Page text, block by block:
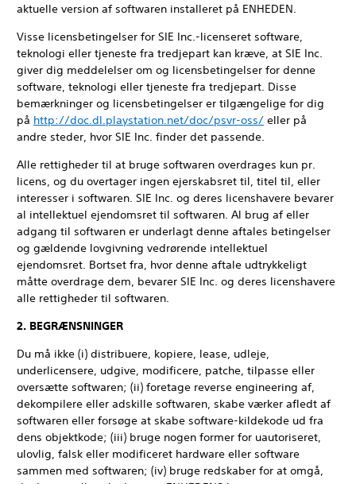
aktuelle version af softwaren installeret på ENHEDEN.
Visse licensbetingelser for SIE Inc.-licenseret software,
teknologi eller tjeneste fra tredjepart kan kræve, at SIE Inc.
giver dig meddelelser om og licensbetingelser for denne
software, teknologi eller tjeneste fra tredjepart. Disse
bemærkninger og licensbetingelser er tilgængelige for dig
på http://doc.dl.playstation.net/doc/psvr-oss/ eller på
andre steder, hvor SIE Inc. finder det passende.
Alle rettigheder til at bruge softwaren overdrages kun pr.
licens, og du overtager ingen ejerskabsret til, titel til, eller
interesser i softwaren. SIE Inc. og deres licenshavere bevarer
al intellektuel ejendomsret til softwaren. Al brug af eller
adgang til softwaren er underlagt denne aftales betingelser
og gældende lovgivning vedrørende intellektuel
ejendomsret. Bortset fra, hvor denne aftale udtrykkeligt
måtte overdrage dem, bevarer SIE Inc. og deres licenshavere
alle rettigheder til softwaren.
2. BEGRÆNSNINGER
Du må ikke (i) distribuere, kopiere, lease, udleje,
underlicensere, udgive, modificere, patche, tilpasse eller
oversætte softwaren; (ii) foretage reverse engineering af,
dekompilere eller adskille softwaren, skabe værker afledt af
softwaren eller forsøge at skabe software-kildekode ud fra
dens objektkode; (iii) bruge nogen former for uautoriseret,
ulovlig, falsk eller modificeret hardware eller software
sammen med softwaren; (iv) bruge redskaber for at omgå,